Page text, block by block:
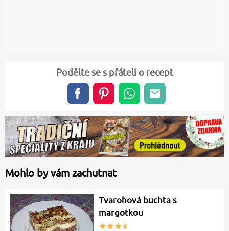
Podělte se s přáteli o recept
Mohlo by vám zachutnat
Tvarohová buchta s
margotkou